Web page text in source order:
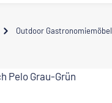
Outdoor Gastronomiemöbel